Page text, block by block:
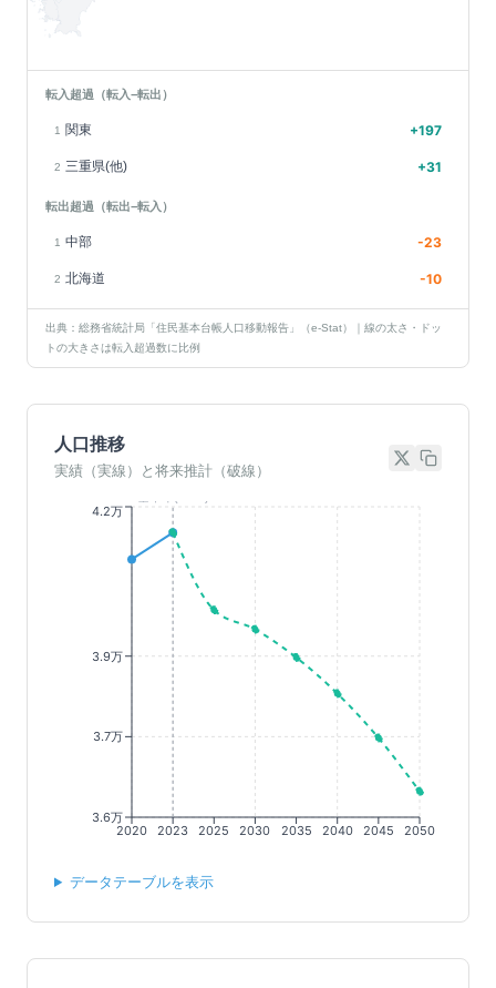
転入超過（転入−転出）
1 関東 +197
2 三重県(他) +31
転出超過（転出−転入）
1 中部 -23
2 北海道 -10
出典：総務省統計局「住民基本台帳人口移動報告」（e-Stat）｜線の太さ・ドッ
トの大きさは転入超過数に比例
人口推移
実績（実線）と将来推計（破線）
2020 2023 2025 2030 2035 2040 2045 2050
3.6万
3.7万
3.9万
4.2万
データテーブルを表示